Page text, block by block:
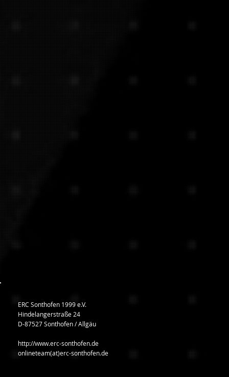
ERC Sonthofen 1999 e.V.
Hindelangerstraße 24
D-87527 Sonthofen / Allgäu
http://www.erc-sonthofen.de
onlineteam(at)erc-sonthofen.de